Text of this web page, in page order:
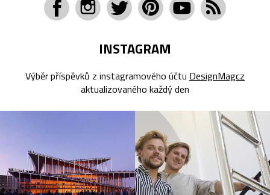
INSTAGRAM
Výběr příspěvků z instagramového účtu DesignMagcz
aktualizovaného každý den